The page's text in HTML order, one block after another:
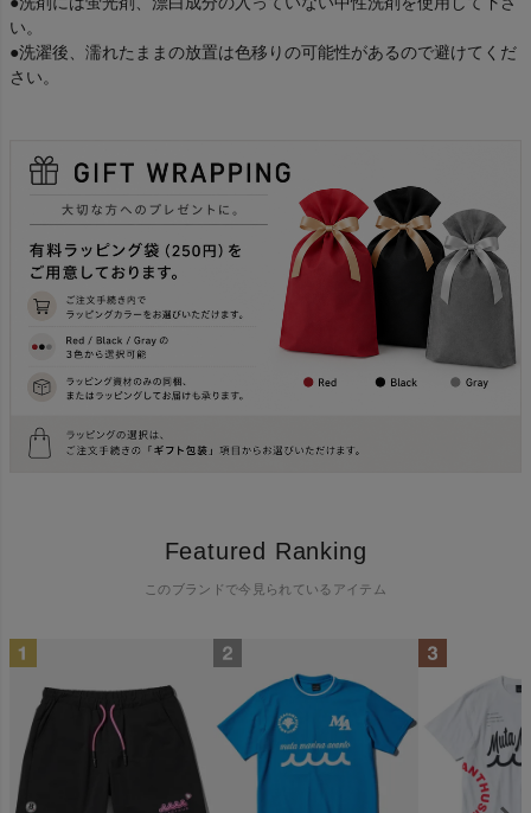
い。
●洗濯後、濡れたままの放置は色移りの可能性があるので避けてくだ
さい。
Featured Ranking
このブランドで今見られているアイテム